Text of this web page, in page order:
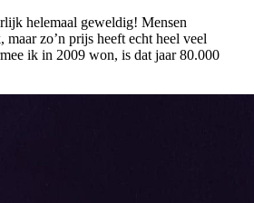
helemaal geweldig! Mensen
maar zo’n prijs heeft echt heel veel
ik in 2009 won, is dat jaar 80.000